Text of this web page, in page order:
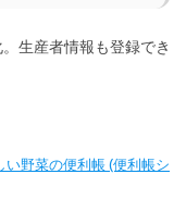
生産者情報も登録でき
い野菜の便利帳 (便利帳シ